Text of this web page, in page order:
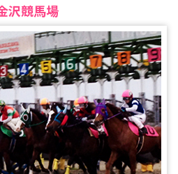
沢競馬場